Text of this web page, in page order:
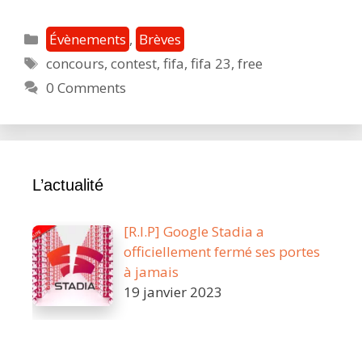
Fr
:
on
vous
gagner
Ultimate
!
Catégories
Évènements , Brèves
Étiquettes
concours,contest,fifa,fifa 23,free
0 Comments
L’actualité
[R.I.P] Google Stadia a
officiellement fermé ses portes
à jamais
19 janvier 2023